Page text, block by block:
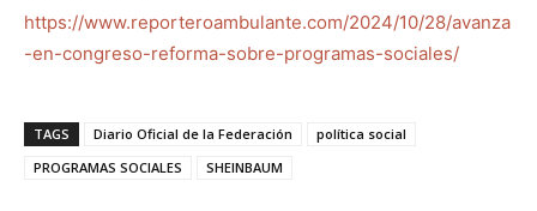
https://www.reporteroambulante.com/2024/10/28/avanza
-en-congreso-reforma-sobre-programas-sociales/
TAGS Diario Oficial de la Federación
política social
PROGRAMAS SOCIALES
SHEINBAUM